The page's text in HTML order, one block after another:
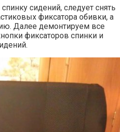
сидений, следует снять
фиксатора обивки, а
Далее демонтируем все
фиксаторов спинки и